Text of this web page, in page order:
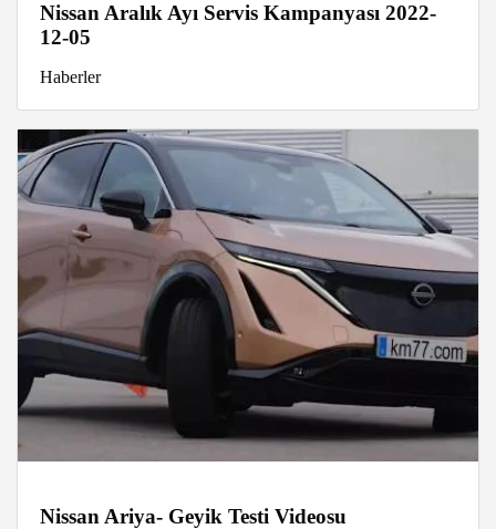
Nissan Aralık Ayı Servis Kampanyası 2022-
12-05
Haberler
Nissan Ariya- Geyik Testi Videosu